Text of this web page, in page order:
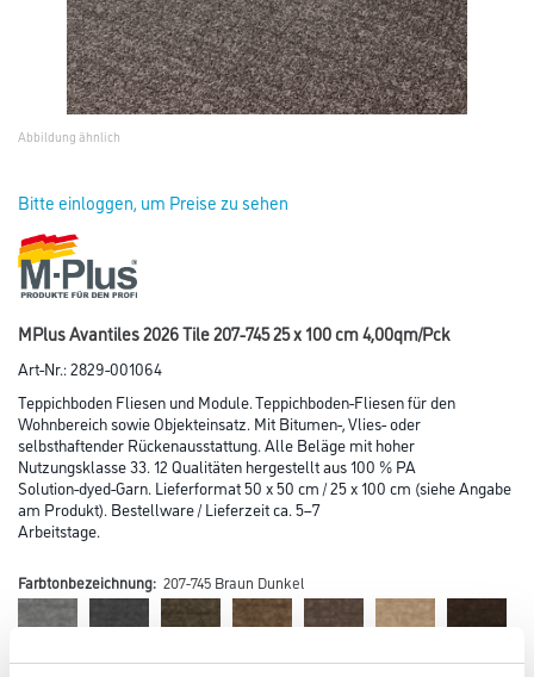
Abbildung ähnlich
Bitte einloggen, um Preise zu sehen
MPlus Avantiles 2026 Tile 207-745 25 x 100 cm 4,00qm/Pck
Art-Nr.:2829-001064
Teppichboden Fliesen und Module. Teppichboden-Fliesen für den
Wohnbereich sowie Objekteinsatz. Mit Bitumen-, Vlies- oder
selbsthaftender Rückenausstattung. Alle Beläge mit hoher
Nutzungsklasse 33. 12 Qualitäten hergestellt aus 100 % PA
Solution-dyed-Garn. Lieferformat 50 x 50 cm / 25 x 100 cm (siehe Angabe
am Produkt). Bestellware / Lieferzeit ca. 5–7
Arbeitstage.
Farbtonbezeichnung: 207-745 Braun Dunkel